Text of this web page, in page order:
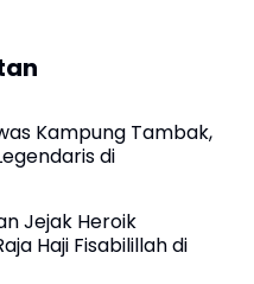
Kampung Tambak,
di
Jejak Heroik
Haji Fisabilillah di